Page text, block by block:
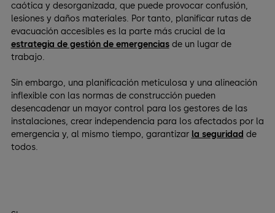
caótica y desorganizada, que puede provocar confusión,
lesiones y daños materiales. Por tanto, planificar rutas de
evacuación accesibles es la parte más crucial de la
estrategia de gestión de emergenciasde un lugar de
trabajo.
Sin embargo, una planificación meticulosa y una alineación
inflexible con las normas de construcción pueden
desencadenar un mayor control para los gestores de las
instalaciones, crear independencia para los afectados por la
emergencia y, al mismo tiempo, garantizar la seguridad de
todos.